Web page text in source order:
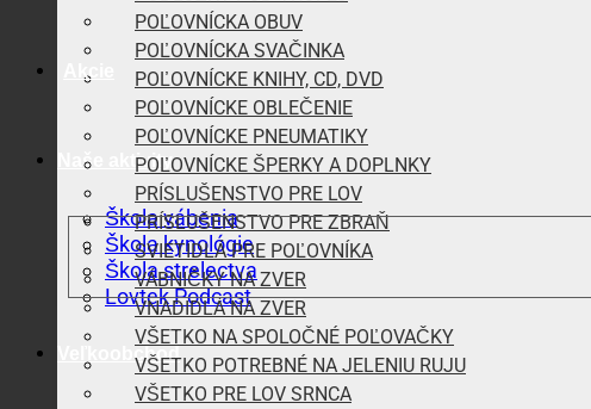
Akcie
Naše aktivity
Škola vábenia
Škola kynológie
Škola strelectva
Lovtek Podcast
Veľkoobchod
POĽOVNÍCKA OBUV
POĽOVNÍCKA SVAČINKA
POĽOVNÍCKE KNIHY, CD, DVD
POĽOVNÍCKE OBLEČENIE
POĽOVNÍCKE PNEUMATIKY
POĽOVNÍCKE ŠPERKY A DOPLNKY
PRÍSLUŠENSTVO PRE LOV
PRÍSLUŠENSTVO PRE ZBRAŇ
SVIETIDLÁ PRE POĽOVNÍKA
VÁBNIČKY NA ZVER
VNADIDLÁ NA ZVER
VŠETKO NA SPOLOČNÉ POĽOVAČKY
VŠETKO POTREBNÉ NA JELENIU RUJU
VŠETKO PRE LOV SRNCA